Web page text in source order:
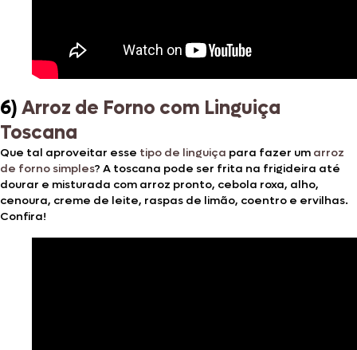
6)Arroz de Forno com Linguiça
Toscana
Que tal aproveitar esse tipo de linguiça para fazer um arroz
de forno simples? A toscana pode ser frita na frigideira até
dourar e misturada com arroz pronto, cebola roxa, alho,
cenoura, creme de leite, raspas de limão, coentro e ervilhas.
Confira!